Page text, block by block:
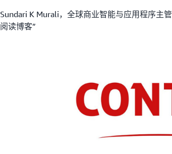
Sundari K Murali，全球商业智能与应用程序主管
阅读博客”